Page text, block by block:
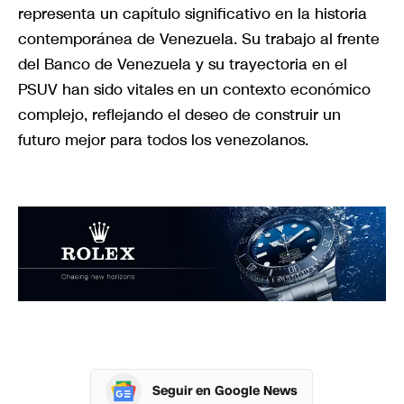
representa un capítulo significativo en la historia
contemporánea de Venezuela. Su trabajo al frente
del Banco de Venezuela y su trayectoria en el
PSUV han sido vitales en un contexto económico
complejo, reflejando el deseo de construir un
futuro mejor para todos los venezolanos.
Seguir en Google News